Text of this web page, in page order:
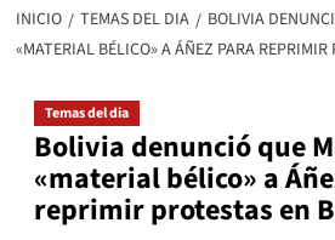
INICIO TEMAS DEL DIA
BOLIVIA
«MATERIAL BÉLICO» A ÁÑEZ PARA REPRIMIR
Temas del dia
Bolivia denunció que
«material bélico» a
reprimir protestas en